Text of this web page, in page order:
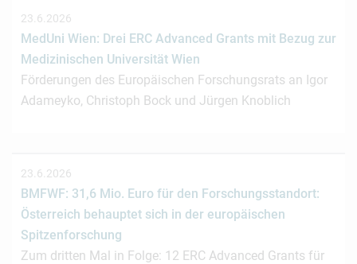
23.6.2026
MedUni Wien: Drei ERC Advanced Grants mit Bezug zur
Medizinischen Universität Wien
Förderungen des Europäischen Forschungsrats an Igor
Adameyko, Christoph Bock und Jürgen Knoblich
23.6.2026
BMFWF: 31,6 Mio. Euro für den Forschungsstandort:
Österreich behauptet sich in der europäischen
Spitzenforschung
Zum dritten Mal in Folge: 12 ERC Advanced Grants für